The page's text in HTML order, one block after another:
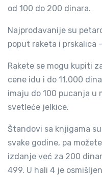
od 100 do 200 dinara.
Najprodavanije su
poput raketa i prskalica
Rakete se mogu kupiti
cene idu i do 11.000
imaju do 100 pucanja u
svetleće jelkice.
Štandovi sa knjigama
svake godine, pa
izdanje već za 200
499. U hali 4 je